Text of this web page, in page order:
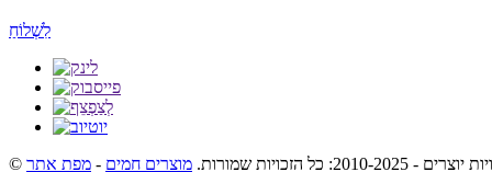
לִשְׁלוֹחַ
יוצרים - 2010-2025: כל הזכויות שמורות. מוצרים חמים - מפת אתר